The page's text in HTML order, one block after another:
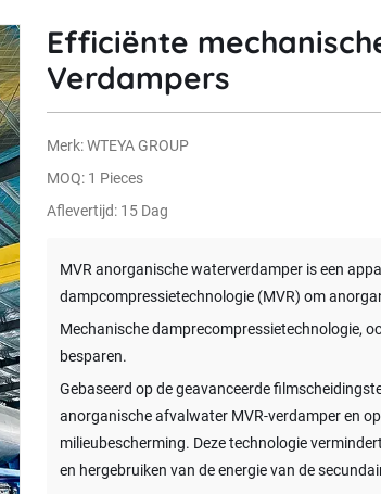
Efficiënte
Verdampers
Merk: WTEYA GROUP
MOQ: 1 Pieces
Aflevertijd: 15 Dag
MVR anorganische waterverdamper is een
dampcompressietechnologie (MVR) om
Mechanische damprecompressietechnologie,
besparen.
Gebaseerd op de geavanceerde
anorganische afvalwater MVR-verdamper en
milieubescherming. Deze technologie
en hergebruiken van de energie van de